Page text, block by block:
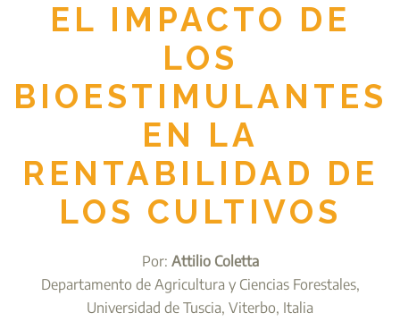
EL IMPACTO DE
LOS
BIOESTIMULANTES
EN LA
RENTABILIDAD DE
LOS CULTIVOS
Por: Attilio Coletta
Departamento de Agricultura y Ciencias Forestales,
Universidad de Tuscia, Viterbo, Italia